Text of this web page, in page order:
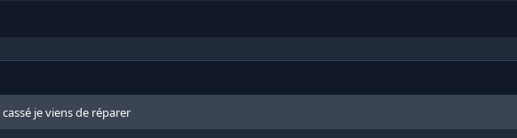
je viens de réparer